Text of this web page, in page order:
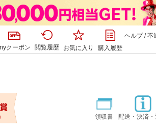
クーポン 閲覧履歴 お気に入り 購入履歴
ヘルプ/不
領収書 配送・決済・